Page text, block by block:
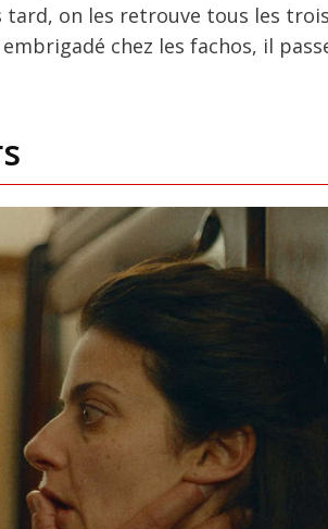
tard, on les retrouve tous les
chez les fachos, il